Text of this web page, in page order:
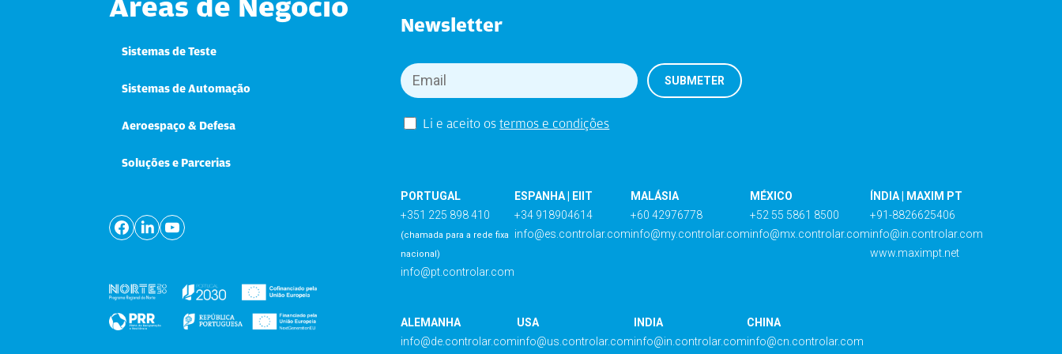
Sistemas de Teste
Sistemas de Automação
Aeroespaço & Defesa
Soluções e Parcerias
Newsletter
Li e aceito ostermos e condições
PORTUGAL
+351 225 898 410
(chamada para a rede fixa
nacional)
info@pt.controlar.com
ESPANHA | EIIT
+34 918904614
info@es.controlar.com
MALÁSIA
+60 42976778
info@my.controlar.com
MÉXICO
+52 55 5861 8500
info@mx.controlar.com
ÍNDIA | MAXIM PT
+91-8826625406
info@in.controlar.com
www.maximpt.net
ALEMANHA
info@de.controlar.com
USA
info@us.controlar.com
INDIA
info@in.controlar.com
CHINA
info@cn.controlar.com